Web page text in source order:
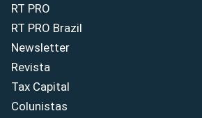
RT PRO
RT PRO Brazil
Newsletter
Revista
Tax Capital
Colunistas